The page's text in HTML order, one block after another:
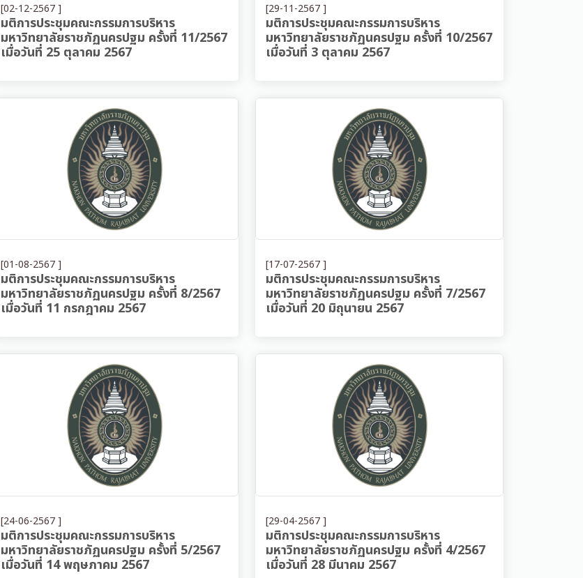
[02-12-2567 ]
มติการประชุมคณะกรรมการบริหาร
มหาวิทยาลัยราชภัฏนครปฐม ครั้งที่ 11/2567
เมื่อวันที่ 25 ตุลาคม 2567
[29-11-2567 ]
มติการประชุมคณะกรรมการบริหาร
มหาวิทยาลัยราชภัฏนครปฐม ครั้งที่ 10/2567
เมื่อวันที่ 3 ตุลาคม 2567
[01-08-2567 ]
มติการประชุมคณะกรรมการบริหาร
มหาวิทยาลัยราชภัฏนครปฐม ครั้งที่ 8/2567
เมื่อวันที่ 11 กรกฎาคม 2567
[17-07-2567 ]
มติการประชุมคณะกรรมการบริหาร
มหาวิทยาลัยราชภัฏนครปฐม ครั้งที่ 7/2567
เมื่อวันที่ 20 มิถุนายน 2567
[24-06-2567 ]
มติการประชุมคณะกรรมการบริหาร
มหาวิทยาลัยราชภัฏนครปฐม ครั้งที่ 5/2567
เมื่อวันที่ 14 พฤษภาคม 2567
[29-04-2567 ]
มติการประชุมคณะกรรมการบริหาร
มหาวิทยาลัยราชภัฏนครปฐม ครั้งที่ 4/2567
เมื่อวันที่ 28 มีนาคม 2567